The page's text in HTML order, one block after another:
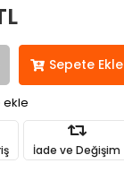
Sepete Ekle
ekle
İade ve Değişim